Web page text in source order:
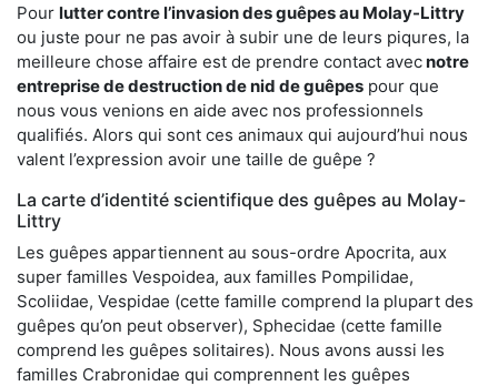
Pour lutter contre l’invasion des guêpes au Molay-Littry
ou juste pour ne pas avoir à subir une de leurs piqures, la
meilleure chose affaire est de prendre contact avecnotre
entreprise de destruction de nid de guêpes pour que
nous vous venions en aide avec nos professionnels
qualifiés. Alors qui sont ces animaux qui aujourd’hui nous
valent l’expression avoir une taille de guêpe ?
La carte d’identité scientifique des guêpes au Molay-
Littry
Les guêpes appartiennent au sous-ordre Apocrita, aux
super familles Vespoidea, aux familles Pompilidae,
Scoliidae, Vespidae (cette famille comprend la plupart des
guêpes qu’on peut observer), Sphecidae (cette famille
comprend les guêpes solitaires). Nous avons aussi les
familles Crabronidae qui comprennent les guêpes